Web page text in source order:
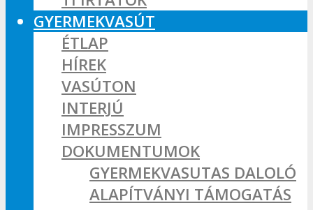
GYERMEKVASÚT
ÉTLAP
HÍREK
VASÚTON
INTERJÚ
IMPRESSZUM
DOKUMENTUMOK
GYERMEKVASUTAS DALOLÓ
ALAPÍTVÁNYI TÁMOGATÁS